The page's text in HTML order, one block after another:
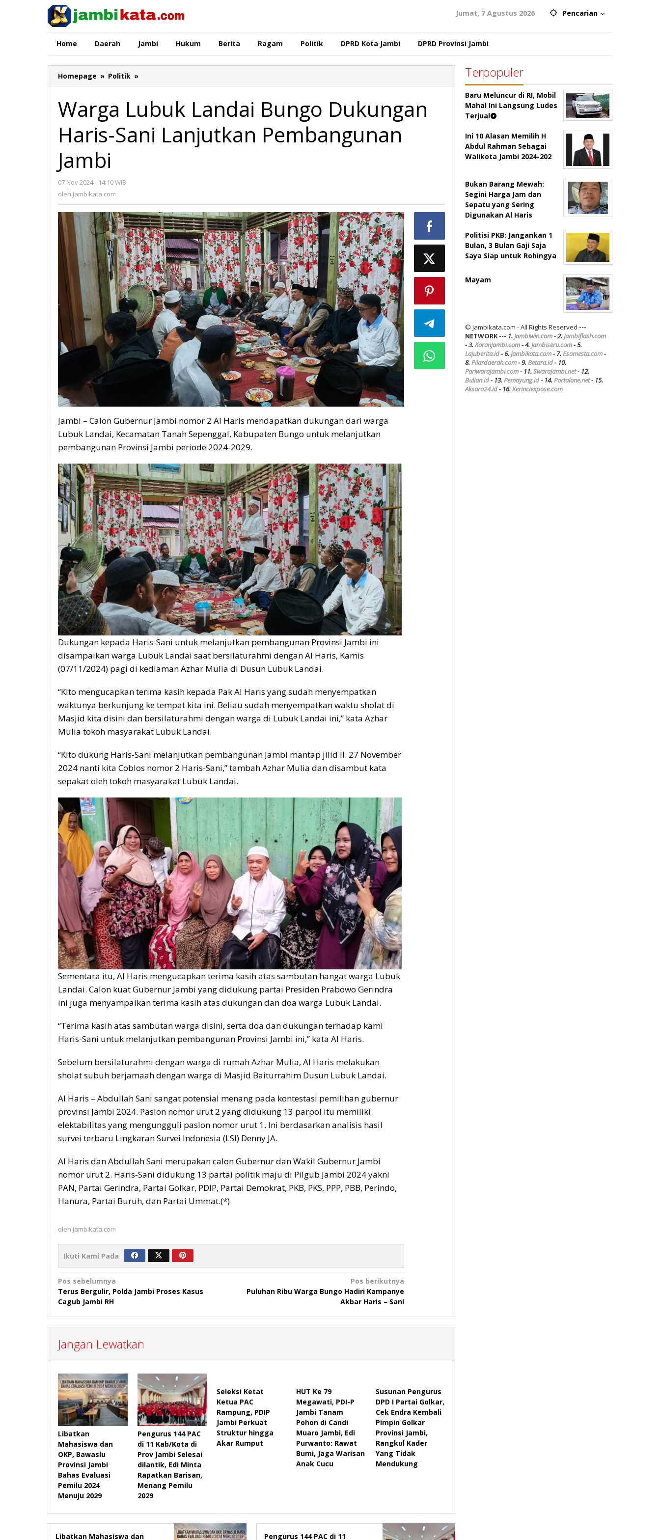
Jumat, 7 Agustus 2026 Pencarian
Home Daerah Jambi Hukum Berita Ragam Politik DPRD Kota Jambi DPRD Provinsi Jambi
Homepage » Politik »
Lubuk
Bungo
Dukungan
Haris-
Sani
Warga Lubuk Landai Bungo Dukungan
Haris-Sani Lanjutkan Pembangunan
Jambi
07 Nov 2024 - 14:10 WIB
oleh Jambikata.com
Jambi – Calon Gubernur Jambi nomor 2 Al Haris mendapatkan dukungan dari warga
Lubuk Landai, Kecamatan Tanah Sepenggal, Kabupaten Bungo untuk melanjutkan
pembangunan Provinsi Jambi periode 2024-2029.
Dukungan kepada Haris-Sani untuk melanjutkan pembangunan Provinsi Jambi ini
disampaikan warga Lubuk Landai saat bersilaturahmi dengan Al Haris, Kamis
(07/11/2024) pagi di kediaman Azhar Mulia di Dusun Lubuk Landai.
“Kito mengucapkan terima kasih kepada Pak Al Haris yang sudah menyempatkan
waktunya berkunjung ke tempat kita ini. Beliau sudah menyempatkan waktu sholat di
Masjid kita disini dan bersilaturahmi dengan warga di Lubuk Landai ini,” kata Azhar
Mulia tokoh masyarakat Lubuk Landai.
“Kito dukung Haris-Sani melanjutkan pembangunan Jambi mantap jilid II. 27 November
2024 nanti kita Coblos nomor 2 Haris-Sani,” tambah Azhar Mulia dan disambut kata
sepakat oleh tokoh masyarakat Lubuk Landai.
Sementara itu, Al Haris mengucapkan terima kasih atas sambutan hangat warga Lubuk
Landai. Calon kuat Gubernur Jambi yang didukung partai Presiden Prabowo Gerindra
ini juga menyampaikan terima kasih atas dukungan dan doa warga Lubuk Landai.
“Terima kasih atas sambutan warga disini, serta doa dan dukungan terhadap kami
Haris-Sani untuk melanjutkan pembangunan Provinsi Jambi ini,” kata Al Haris.
Sebelum bersilaturahmi dengan warga di rumah Azhar Mulia, Al Haris melakukan
sholat subuh berjamaah dengan warga di Masjid Baiturrahim Dusun Lubuk Landai.
Al Haris – Abdullah Sani sangat potensial menang pada kontestasi pemilihan gubernur
provinsi Jambi 2024. Paslon nomor urut 2 yang didukung 13 parpol itu memiliki
elektabilitas yang mengungguli paslon nomor urut 1. Ini berdasarkan analisis hasil
survei terbaru Lingkaran Survei Indonesia (LSI) Denny JA.
Al Haris dan Abdullah Sani merupakan calon Gubernur dan Wakil Gubernur Jambi
nomor urut 2. Haris-Sani didukung 13 partai politik maju di Pilgub Jambi 2024 yakni
PAN, Partai Gerindra, Partai Golkar, PDIP, Partai Demokrat, PKB, PKS, PPP, PBB, Perindo,
Hanura, Partai Buruh, dan Partai Ummat.(*)
oleh Jambikata.com
Ikuti Kami Pada
Navigasi
pos
Pos sebelumnya
Terus Bergulir, Polda Jambi Proses Kasus
Cagub Jambi RH
Pos berikutnya
Puluhan Ribu Warga Bungo Hadiri Kampanye
Akbar Haris – Sani
Jangan Lewatkan
Libatkan
Mahasiswa dan
OKP, Bawaslu
Provinsi Jambi
Bahas Evaluasi
Pemilu 2024
Menuju 2029
Pengurus 144 PAC
di 11 Kab/Kota di
Prov Jambi Selesai
dilantik, Edi Minta
Rapatkan Barisan,
Menang Pemilu
2029
Seleksi Ketat
Ketua PAC
Rampung, PDIP
Jambi Perkuat
Struktur hingga
Akar Rumput
HUT Ke 79
Megawati, PDI-P
Jambi Tanam
Pohon di Candi
Muaro Jambi, Edi
Purwanto: Rawat
Bumi, Jaga Warisan
Anak Cucu
Susunan Pengurus
DPD I Partai Golkar,
Cek Endra Kembali
Pimpin Golkar
Provinsi Jambi,
Rangkul Kader
Yang Tidak
Mendukung
Libatkan Mahasiswa dan Pengurus 144 PAC di 11
Terpopuler
Baru Meluncur di RI, Mobil
Mahal Ini Langsung Ludes
Terjual
Ini 10 Alasan Memilih H
Abdul Rahman Sebagai
Walikota Jambi 2024-202
Bukan Barang Mewah:
Segini Harga Jam dan
Sepatu yang Sering
Digunakan Al Haris
Politisi PKB: Jangankan 1
Bulan, 3 Bulan Gaji Saja
Saya Siap untuk Rohingya
Mayam
© Jambikata.com - All Rights Reserved ---
NETWORK --- 1.Jambiwin.com- 2.Jambiflash.com
- 3.Koranjambi.com- 4.Jambiseru.com- 5.
Lajuberita.id- 6.Jambikata.com- 7.Esamesta.com-
8.Pilardaerah.com- 9.Betara.id- 10.
Pariwarajambi.com- 11.Swarajambi.net- 12.
Bulian.id- 13.Pemayung.id- 14.Portalone.net- 15.
Aksara24.id- 16.Kerinciexpose.com